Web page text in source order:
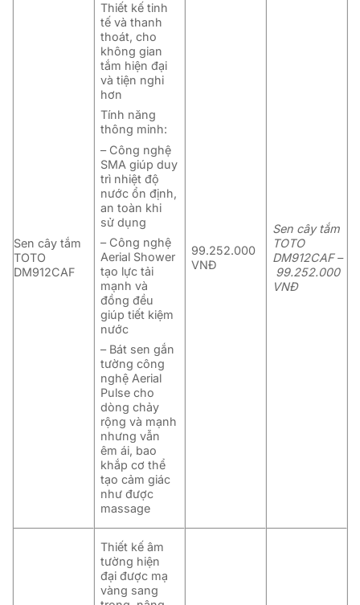
Sen cây tắm
TOTO
DM912CAF
Thiết kế tinh
tế và thanh
thoát,cho
không gian
tắm hiện đại
và tiện nghi
hơn
Tính năng
thông minh:
– Công nghệ
SMA giúp duy
trì nhiệt độ
nước ổn định,
an toàn khi
sử dụng
– Công nghệ
Aerial Shower
tạo lực tải
mạnh và
đồng đều
giúp tiết kiệm
nước
– Bát sen gắn
tường công
nghệ Aerial
Pulse cho
dòng chảy
rộng và mạnh
nhưng vẫn
êm ái, bao
khắp cơ thể
tạo cảm giác
như được
massage
99.252.000
VNĐ
Sen cây tắm
TOTO
DM912CAF –
99.252.000
VNĐ
Thiết kế âm
tường hiện
đạiđược mạ
vàng sang